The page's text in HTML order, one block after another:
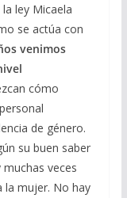
ley Micaela
se actúa con
venimos
cómo
de género.
su buen saber
veces
la mujer. No hay